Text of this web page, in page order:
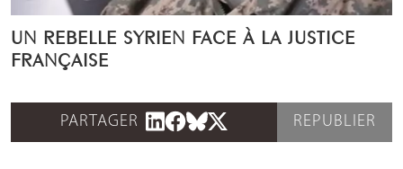
UN REBELLE SYRIEN FACE À LA JUSTICE
FRANÇAISE
PARTAGER REPUBLIER